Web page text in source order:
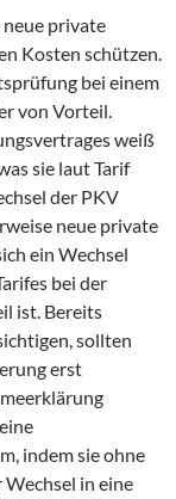
private
Kosten schützen.
bei einem
von Vorteil.
weiß
sie laut Tarif
der PKV
neue private
ein Wechsel
bei der
ist. Bereits
sollten
erst
indem sie ohne
Wechsel in eine